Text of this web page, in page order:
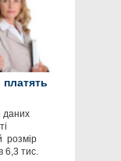
даних
розмір
6,3 тис.